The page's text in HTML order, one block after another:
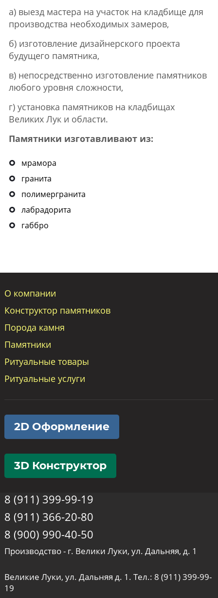
а) выезд мастера на участок на кладбище для
производства необходимых замеров,
б) изготовление дизайнерского проекта
будущего памятника,
в) непосредственно изготовление памятников
любого уровня сложности,
г) установка памятников на кладбищах
Великих Лук и области.
Памятники изготавливают из:
мрамора
гранита
полимергранита
лабрадорита
габбро
О компании
Конструктор памятников
Порода камня
Памятники
Ритуальные товары
Ритуальные услуги
2D Оформление
3D Конструктор
8 (911) 399-99-19
8 (911) 366-20-80
8 (900) 990-40-50
Производство - г. Велики Луки, ул. Дальняя, д. 1
Великие Луки, ул. Дальняя д. 1. Тел.: 8 (911) 399-99-
19